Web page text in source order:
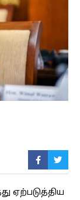
ஏற்படுத்திய